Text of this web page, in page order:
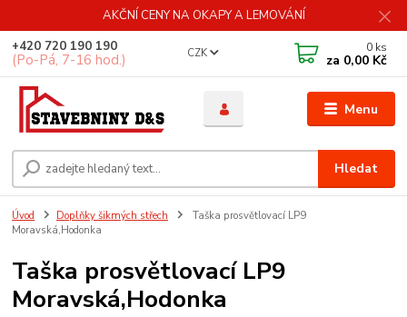
AKČNÍ CENY NA OKAPY A LEMOVÁNÍ
Menu
CZK
Hledat
+420 720 190 190
(Po-Pá, 7-16 hod.)
0 ks
za 0,00 Kč
Úvod Doplňky šikmých střech
Taška prosvětlovací LP9
Moravská,Hodonka
Taška prosvětlovací LP9
Moravská,Hodonka